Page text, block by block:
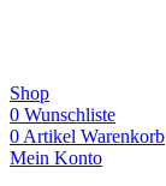
Shop
0 Wunschliste
0 Artikel Warenkorb
Mein Konto